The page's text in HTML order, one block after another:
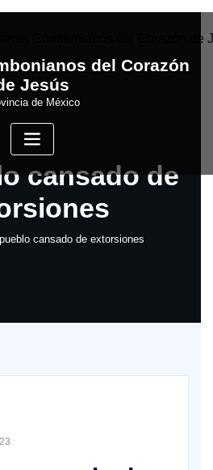
del Corazón
Jesús
de México
cansado de
cansado de extorsiones